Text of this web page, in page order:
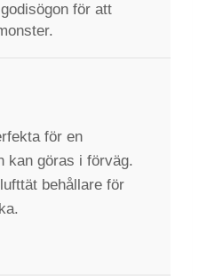
för att
för en
kan göras i förväg.
behållare för